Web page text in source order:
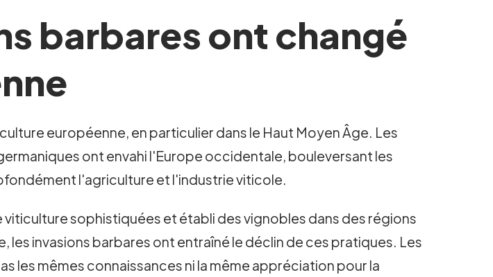
barbares ont changé
européenne, en particulier dans le Haut Moyen Âge. Les
ont envahi l'Europe occidentale, bouleversant les
l'agriculture et l'industrie viticole.
sophistiquées et établi des vignobles dans des régions
les invasions barbares ont entraîné le déclin de ces pratiques. Les
les mêmes connaissances ni la même appréciation pour la